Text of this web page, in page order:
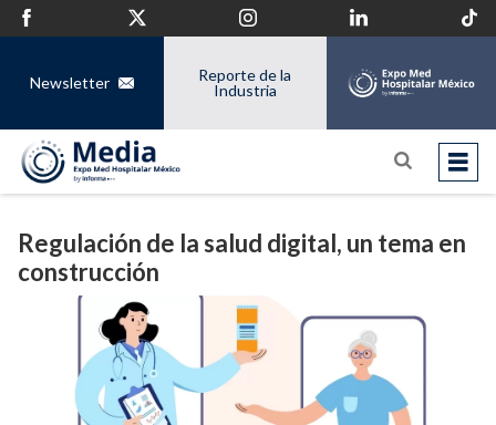
Newsletter
Reporte de la
Industria
Regulación de la salud digital, un tema en
construcción